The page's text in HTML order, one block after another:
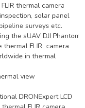
thermal camera
solar panel
surveys etc.
the sUAV DJI Phantom
FLIR camera
in thermal
view
DRONExpert LCD